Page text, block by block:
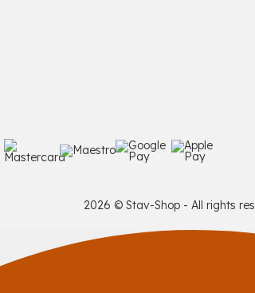
2026 © Stav-Shop - All rights